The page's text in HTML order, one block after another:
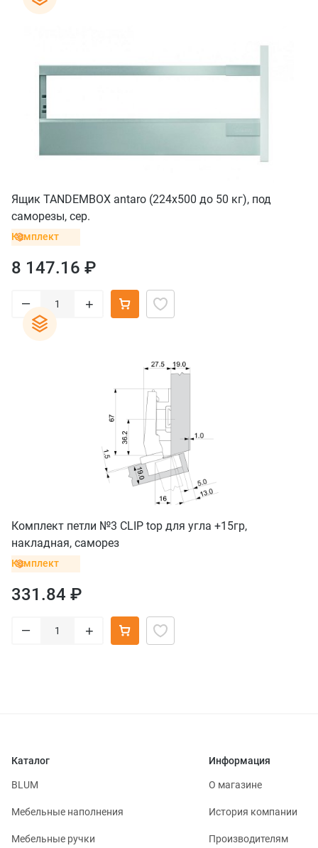
Ящик TANDEMBOX antaro (224х500 до 50 кг), под
саморезы, сер.
Комплект
8 147.16 ₽
– +
Комплект петли №3 CLIP top для угла +15гр,
накладная, саморез
Комплект
331.84 ₽
– +
Каталог
BLUM
Мебельные наполнения
Мебельные ручки
Информация
О магазине
История компании
Производителям